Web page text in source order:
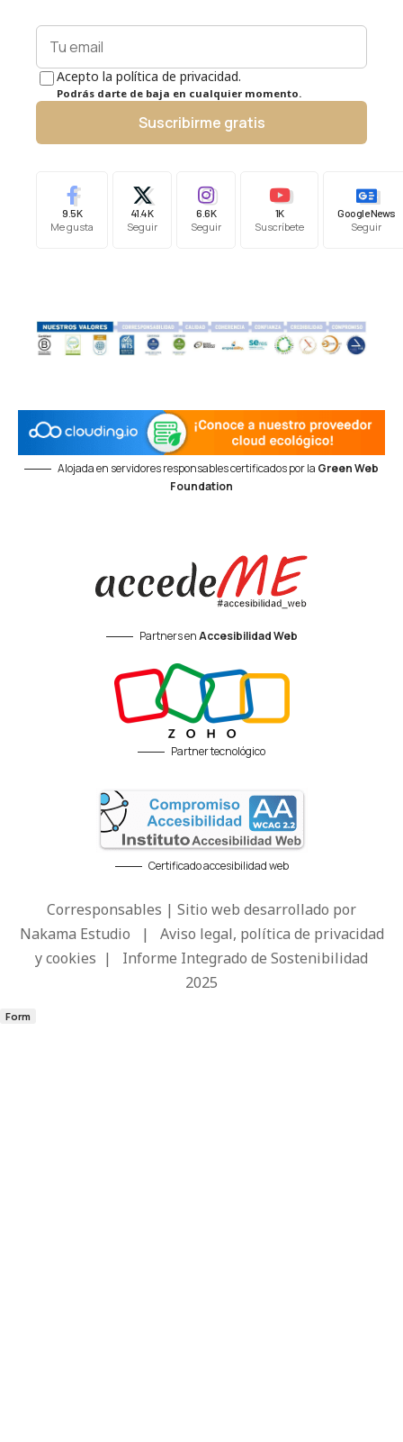
Acepto la política de privacidad.
Podrás darte de baja en cualquier momento.
Suscribirme gratis
9.5K
Me gusta
41.4K
Seguir
6.6K
Seguir
1K
Suscríbete
Google News
Seguir
Alojada en servidores responsables certificados por la Green Web
Foundation
Partners enAccesibilidad Web
Partner tecnológico
Certificado accesibilidad web
Corresponsables | Sitio web desarrollado por
Nakama Estudio | Aviso legal, política de privacidad
y cookies | Informe Integrado de Sostenibilidad
2025
Form